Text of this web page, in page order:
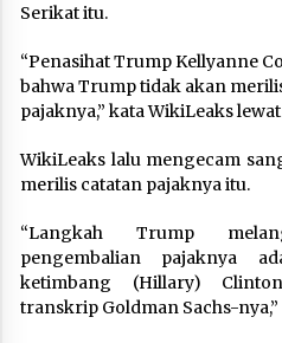
Serikat itu.
“Penasihat Trump Kellyanne
bahwa Trump tidak akan
pajaknya,” kata WikiLeaks
WikiLeaks lalu mengecam
merilis catatan pajaknya itu.
“Langkah Trump
pengembalian pajaknya
ketimbang (Hillary)
transkrip Goldman Sachs-